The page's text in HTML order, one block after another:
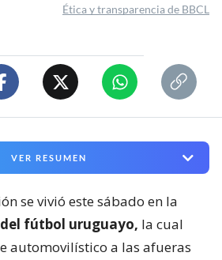
Ética y transparencia de BBCL
VER RESUMEN
se vivió este sábado en la
fútbol uruguayo, la cual
automovilístico a las afueras